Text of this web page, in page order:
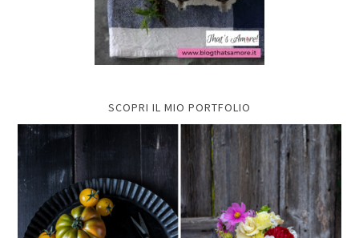
SCOPRI IL MIO PORTFOLIO